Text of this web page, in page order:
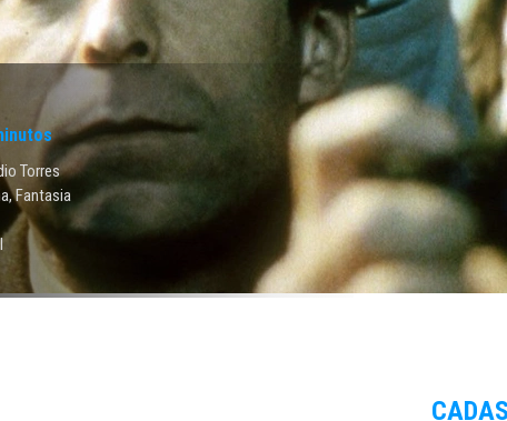
Torres
,Fantasia